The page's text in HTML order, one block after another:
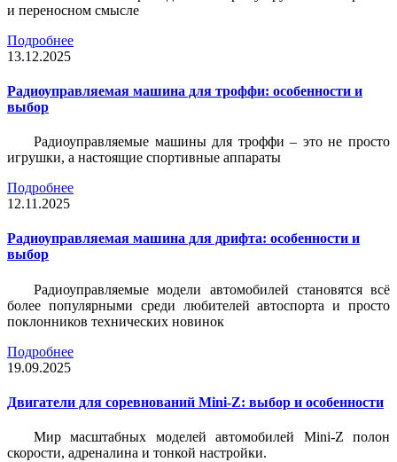
и переносном смысле
Подробнее
13.12.2025
Радиоуправляемая машина для троффи: особенности и
выбор
Радиоуправляемые машины для троффи – это не просто
игрушки, а настоящие спортивные аппараты
Подробнее
12.11.2025
Радиоуправляемая машина для дрифта: особенности и
выбор
Радиоуправляемые модели автомобилей становятся всё
более популярными среди любителей автоспорта и просто
поклонников технических новинок
Подробнее
19.09.2025
Двигатели для соревнований Mini-Z: выбор и особенности
Мир масштабных моделей автомобилей Mini-Z полон
скорости, адреналина и тонкой настройки.